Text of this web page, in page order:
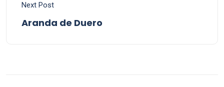
Next Post
Aranda de Duero